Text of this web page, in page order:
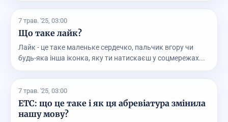
7 трав. '25, 03:00
Що таке лайк?
Лайк - це таке маленьке сердечко, пальчик вгору чи
будь-яка інша іконка, яку ти натискаєш у соцмережах...
7 трав. '25, 03:00
ETC: що це таке і як ця абревіатура змінила
нашу мову?